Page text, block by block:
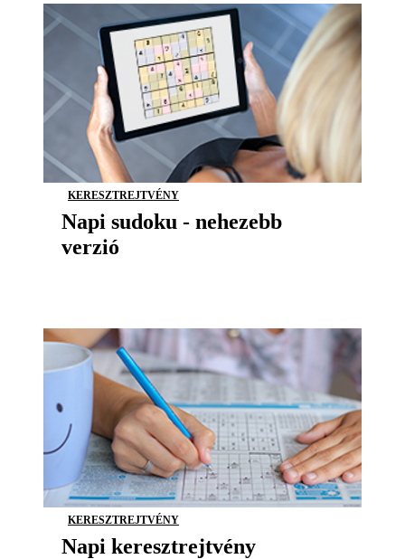
KERESZTREJTVÉNY
Napi sudoku - nehezebb
verzió
KERESZTREJTVÉNY
Napi keresztrejtvény